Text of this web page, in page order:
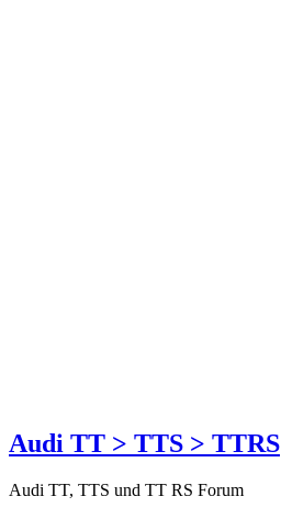
Audi TT > TTS > TTRS
Audi TT, TTS und TT RS Forum